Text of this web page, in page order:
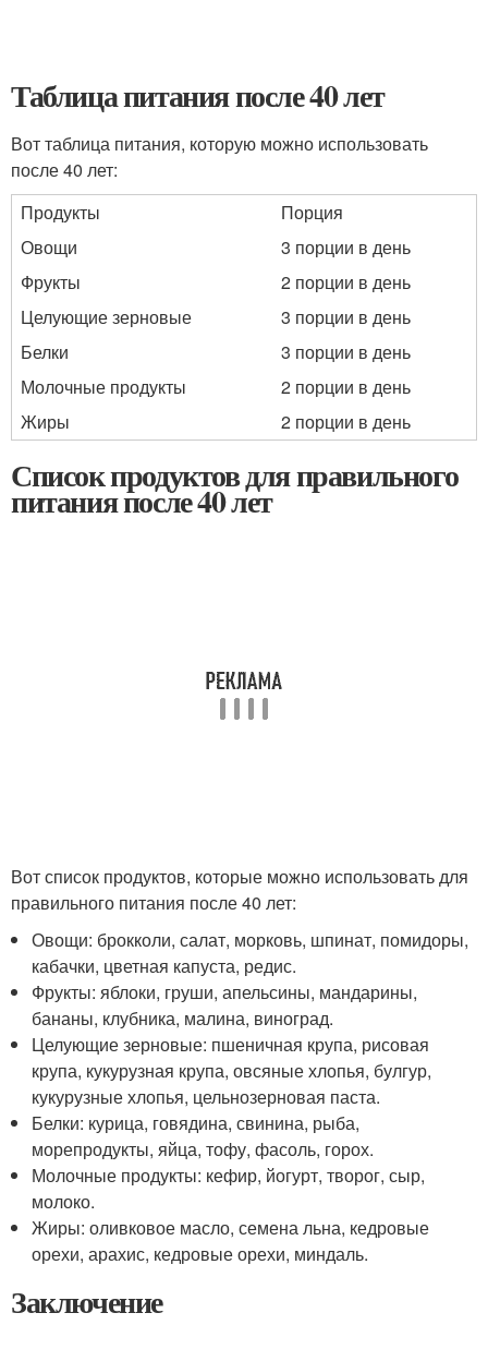
Таблица питания после 40 лет
Вот таблица питания, которую можно использовать
после 40 лет:
Продукты
Порция
Овощи
3 порции в день
Фрукты
2 порции в день
Целующие зерновые
3 порции в день
Белки
3 порции в день
Молочные продукты
2 порции в день
Жиры
2 порции в день
Список продуктов для правильного
питания после 40 лет
Вот список продуктов, которые можно использовать для
правильного питания после 40 лет:
Овощи: брокколи, салат, морковь, шпинат, помидоры,
кабачки, цветная капуста, редис.
Фрукты: яблоки, груши, апельсины, мандарины,
бананы, клубника, малина, виноград.
Целующие зерновые: пшеничная крупа, рисовая
крупа, кукурузная крупа, овсяные хлопья, булгур,
кукурузные хлопья, цельнозерновая паста.
Белки: курица, говядина, свинина, рыба,
морепродукты, яйца, тофу, фасоль, горох.
Молочные продукты: кефир, йогурт, творог, сыр,
молоко.
Жиры: оливковое масло, семена льна, кедровые
орехи, арахис, кедровые орехи, миндаль.
Заключение